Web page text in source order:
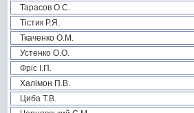
Тарасов О.С.
Тістик Р.Я.
Ткаченко О.М.
Устенко О.О.
Фріс І.П.
Халімон П.В.
Циба Т.В.